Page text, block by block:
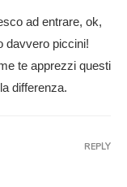
ad entrare, ok,
davvero piccini!
te apprezzi questi
differenza.
REPLY